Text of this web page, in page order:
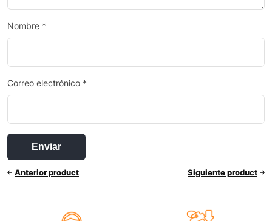
Nombre *
Correo electrónico *
Anterior product Siguiente product